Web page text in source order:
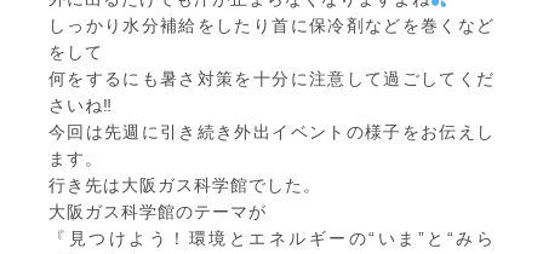
しっかり水分補給をしたり首に保冷剤などを巻くなど
をして
何をするにも暑さ対策を十分に注意して過ごしてくだ
さいね‼
今回は先週に引き続き外出イベントの様子をお伝えし
ます。
行き先は大阪ガス科学館でした。
大阪ガス科学館のテーマが
『見つけよう！環境とエネルギーの“いま”と“みら